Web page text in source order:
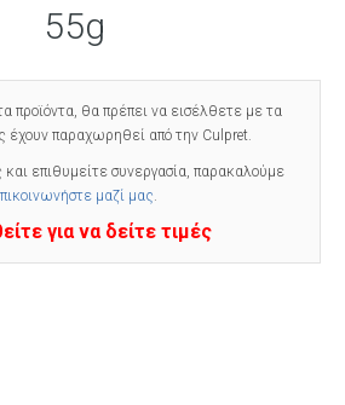
55g
προϊόντα, θα πρέπει να εισέλθετε με τα
έχουν παραχωρηθεί από την Culpret.
και επιθυμείτε συνεργασία, παρακαλούμε
μαζί μας.
για να δείτε τιμές